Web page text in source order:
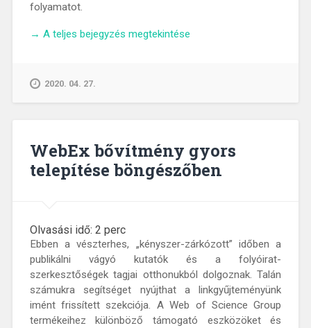
folyamatot.
„Kétrétegű
szerkesztéssel
→ A teljes bejegyzés megtekintése
2020. 04. 27.
WebEx bővítmény gyors
telepítése böngészőben
Olvasási idő: 2 perc
Ebben a vészterhes, „kényszer-zárkózott” időben a
publikálni vágyó kutatók és a folyóirat-
szerkesztőségek tagjai otthonukból dolgoznak. Talán
számukra segítséget nyújthat a linkgyűjteményünk
imént frissített szekciója. A Web of Science Group
termékeihez különböző támogató eszközöket és